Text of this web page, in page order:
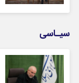
سیـاسی